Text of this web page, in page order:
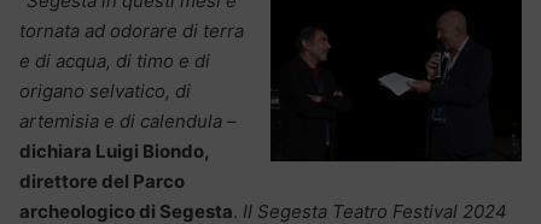
tornata ad odorare di terra
e di acqua, di timo e di
origano selvatico, di
artemisia e di calendula –
dichiara Luigi Biondo,
direttore del Parco
archeologico di Segesta. II Segesta Teatro Festival 2024